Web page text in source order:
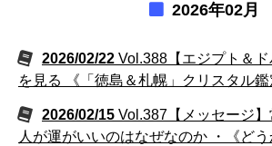
2026年02月
2026/02/22 Vol.388【エジプト＆
を見る 《「徳島＆札幌」クリスタル鑑
2026/02/15 Vol.387【メッセージ
人が運がいいのはなぜなのか ・《どう